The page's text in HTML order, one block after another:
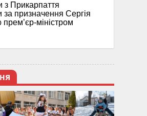
з Прикарпаття
за призначення Сергія
прем’єр-міністром